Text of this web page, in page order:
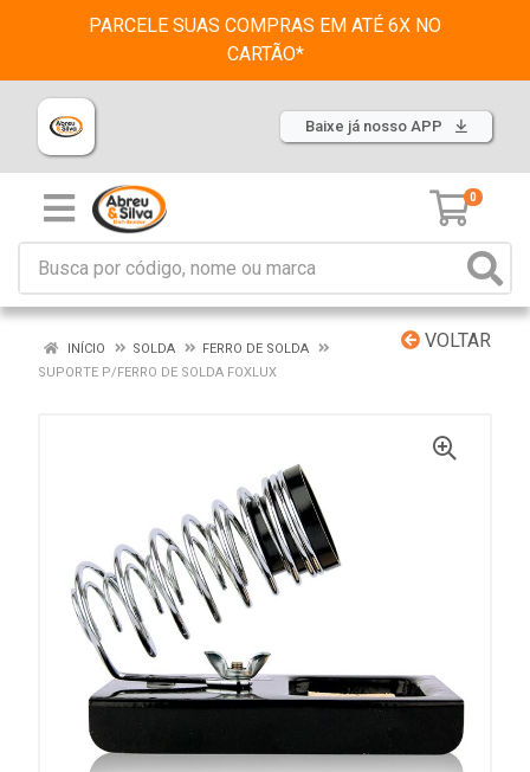
PARCELE SUAS COMPRAS EM ATÉ 6X NO
CARTÃO*
Baixe já nosso APP
0
VOLTAR
INÍCIO SOLDA
FERRO DE SOLDA
SUPORTE P/FERRO DE SOLDA FOXLUX